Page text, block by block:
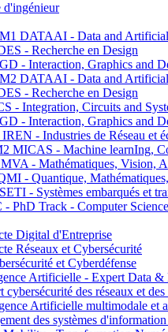
DATAAI - Data and
- Recherche en Design
- Interaction, Graphics and
DATAAI - Data and
- Recherche en Design
- Integration, Circuits and
- Interaction, Graphics and
- Industries de Réseau et
MICAS - Machine learnIng,
- Mathématiques, Vision,
- Quantique,
- Systèmes embarqués et
PhD Track - Computer Science
Digital d'Entreprise
Réseaux et Cybersécurité
et Cyberdéfense
Artificielle - Expert Data &
des réseaux et
Artificielle multimodale et
des systèmes d'information